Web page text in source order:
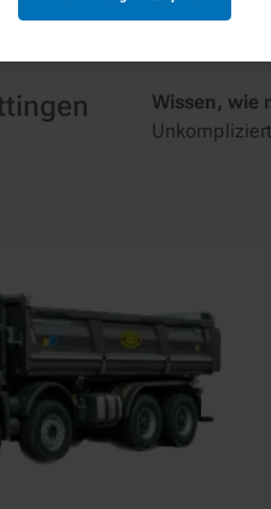
Wissen, wie